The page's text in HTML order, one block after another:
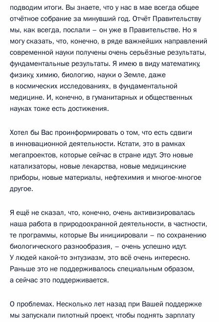
подводим итоги. Вы знаете, что у нас в мае всегда общее
отчётное собрание за минувший год. Отчёт Правительству
мы, как всегда, послали – он уже в Правительстве. Но я
могу сказать, что, конечно, в ряде важнейших направлений
современной науки получены очень серьёзные результаты,
фундаментальные результаты. Я имею в виду математику,
физику, химию, биологию, науки о Земле, даже
в космических исследованиях, в фундаментальной
медицине. И, конечно, в гуманитарных и общественных
науках тоже есть достижения.
Хотел бы Вас проинформировать о том, что есть сдвиги
в инновационной деятельности. Кстати, это в рамках
мегапроектов, которые сейчас в стране идут. Это новые
катализаторы, новые лекарства, новые медицинские
приборы, новые материалы, нефтехимия и многое-многое
другое.
Я ещё не сказал, что, конечно, очень активизировалась
наша работа в природоохранной деятельности, в частности,
те программы, которые Вы инициировали – по сохранению
биологического разнообразия, – очень успешно идут.
У людей какой‑то энтузиазм, это всё очень интересно.
Раньше это не поддерживалось специальным образом,
а сейчас это поддерживается.
О проблемах. Несколько лет назад при Вашей поддержке
мы запускали пилотный проект, чтобы поднять зарплату